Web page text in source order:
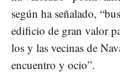
según ha señalado,
edificio de gran valor
los y las vecinas de
encuentro y ocio”.